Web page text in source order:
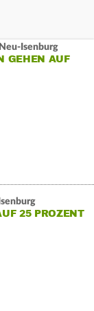
Isenburg
GEHEN AUF
25 PROZENT